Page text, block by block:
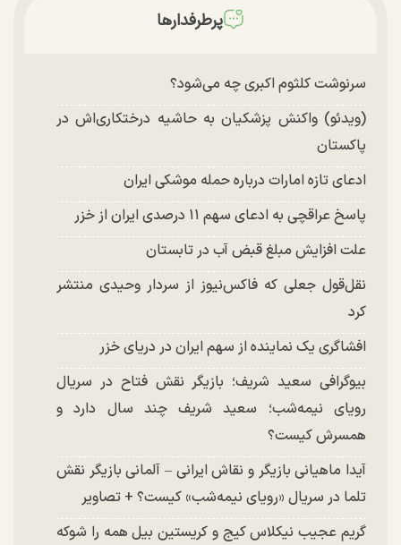
توافق با آمریکا در انتظار تایید نهایی شعام؟
شد
پرطرفدارها
سرنوشت کلثوم اکبری چه می‌شود؟
(ویدئو) واکنش پزشکیان به حاشیه درختکاری‌اش در
پاکستان
ادعای تازه امارات درباره حمله موشکی ایران
پاسخ عراقچی به ادعای سهم ۱۱ درصدی ایران از خزر
علت افزایش مبلغ قبض آب در تابستان
نقل‌قول جعلی که فاکس‌نیوز از سردار وحیدی منتشر
کرد
افشاگری یک نماینده از سهم ایران در دریای خزر
بیوگرافی سعید شریف؛ بازیگر نقش فتاح در سریال
رویای نیمه‌شب؛ سعید شریف چند سال دارد و
همسرش کیست؟
آیدا ماهیانی بازیگر و نقاش ایرانی – آلمانی بازیگر نقش
تلما در سریال «رویای نیمه‌شب» کیست؟ + تصاویر
گریم عجیب نیکلاس کیج و کریستین بیل همه را شوکه